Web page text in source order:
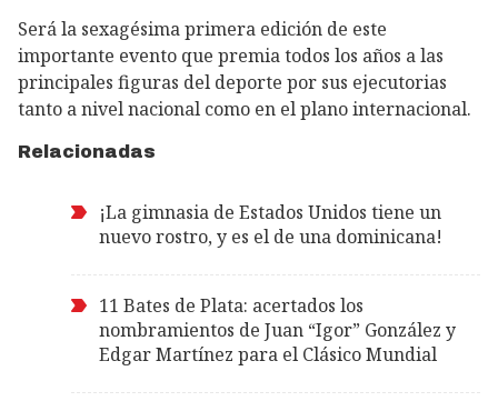
Será la sexagésima primera edición de este
importante evento que premia todos los años a las
principales figuras del deporte por sus ejecutorias
tanto a nivel nacional como en el plano internacional.
Relacionadas
¡La gimnasia de Estados Unidos tiene un
nuevo rostro, y es el de una dominicana!
11 Bates de Plata: acertados los
nombramientos de Juan “Igor” González y
Edgar Martínez para el Clásico Mundial